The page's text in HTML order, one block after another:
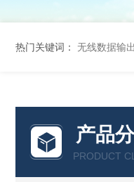
热门关键词： 无线数据输
产品
PRODUCT